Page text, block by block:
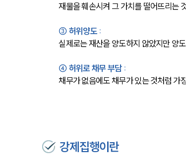
재물을 훼손시켜 그 가치를 떨어뜨리는
③ 허위양도 :
실제로는 재산을 양도하지 않았지만 양
④ 허위로 채무 부담 :
채무가 없음에도 채무가 있는 것처럼 가
강제집행이란